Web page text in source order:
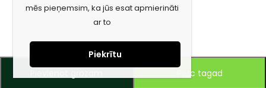
Pērc tagad
mēs pieņemsim, ka jūs esat apmierināti
ar to
Piekrītu